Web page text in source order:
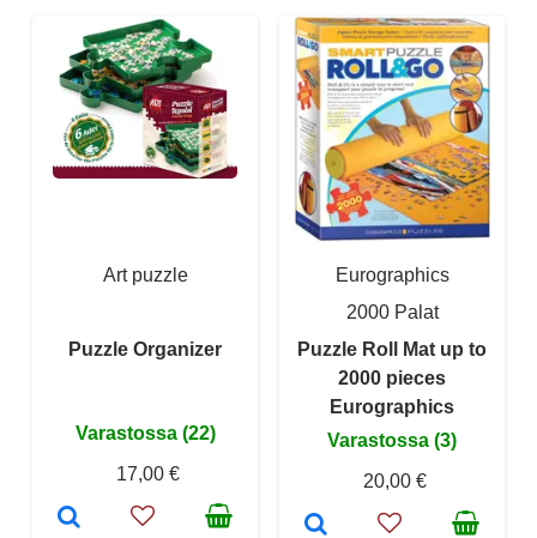
Art puzzle
Puzzle Organizer
Varastossa (22)
17,00 €
Eurographics
2000 Palat
Puzzle Roll Mat up to
2000 pieces
Eurographics
Varastossa (3)
20,00 €